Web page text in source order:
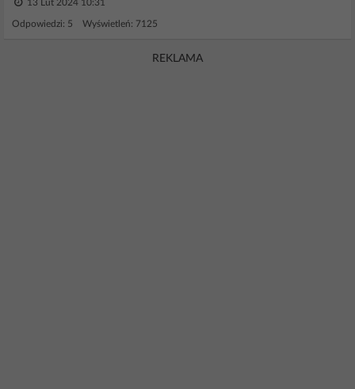
13 Lut 2024 10:31
Odpowiedzi: 5 Wyświetleń: 7125
REKLAMA